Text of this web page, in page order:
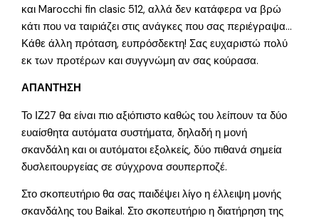
και Marocchi fin clasic 512, αλλά δεν κατάφερα να βρώ
κάτι που να ταιριάζει στις ανάγκες που σας περιέγραψα…
Κάθε άλλη πρόταση, ευπρόσδεκτη! Σας ευχαριστώ πολύ
εκ των προτέρων και συγγνώμη αν σας κούρασα.
ΑΠΑΝΤΗΣΗ
Το ΙΖ27 θα είναι πιο αξιόπιστο καθώς του λείπουν τα δύο
ευαίσθητα αυτόματα συστήματα, δηλαδή η μονή
σκανδάλη και οι αυτόματοι εξολκείς, δύο πιθανά σημεία
δυσλειτουργείας σε σύγχρονα σουπερποζέ.
Στο σκοπευτήριο θα σας παιδέψει λίγο η έλλειψη μονής
σκανδάλης του Baikal. Στο σκοπευτήριο η διατήρηση της